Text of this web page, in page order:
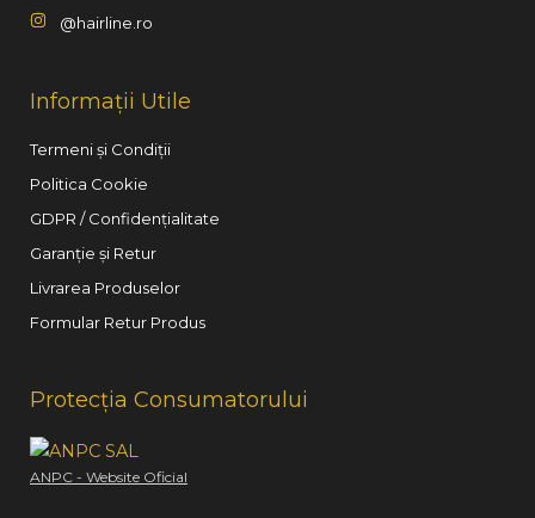
@hairline.ro
Informații Utile
Termeni și Condiții
Politica Cookie
GDPR / Confidențialitate
Garanție și Retur
Livrarea Produselor
Formular Retur Produs
Protecția Consumatorului
ANPC - Website Oficial